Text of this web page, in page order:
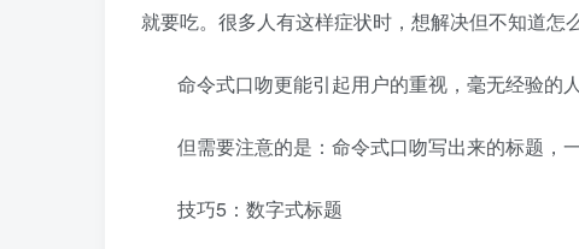
就要吃。很多人有这样症状时，想解决但不知道怎
命令式口吻更能引起用户的重视，毫无经验的
但需要注意的是：命令式口吻写出来的标题，
技巧5：数字式标题